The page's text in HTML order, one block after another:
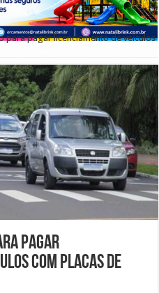
para pagar licenciamento de veículos
pagar
com placas de